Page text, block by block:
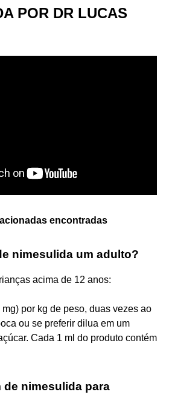
POR DR LUCAS
encontradas
nimesulida um adulto?
acima de 12 anos:
por kg de peso, duas vezes ao
ou se preferir dilua em um
Cada 1 ml do produto contém
de nimesulida para